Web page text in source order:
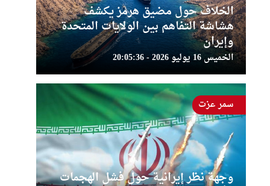
الخلاف حول مضيق هرمز يكشف
هشاشة التفاهم بين الولايات المتحدة
وإيران
الخميس 16 يوليو 2026 - 20:05:36
وجهة نظر إيرانية حول فشل الهجمات
سمر عزت